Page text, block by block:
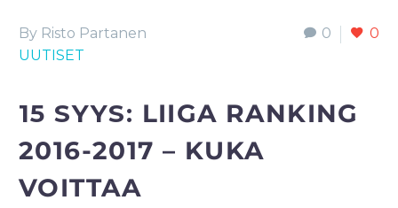
0 0
By Risto Partanen
UUTISET
15 SYYS: LIIGA RANKING
2016-2017 – KUKA
VOITTAA